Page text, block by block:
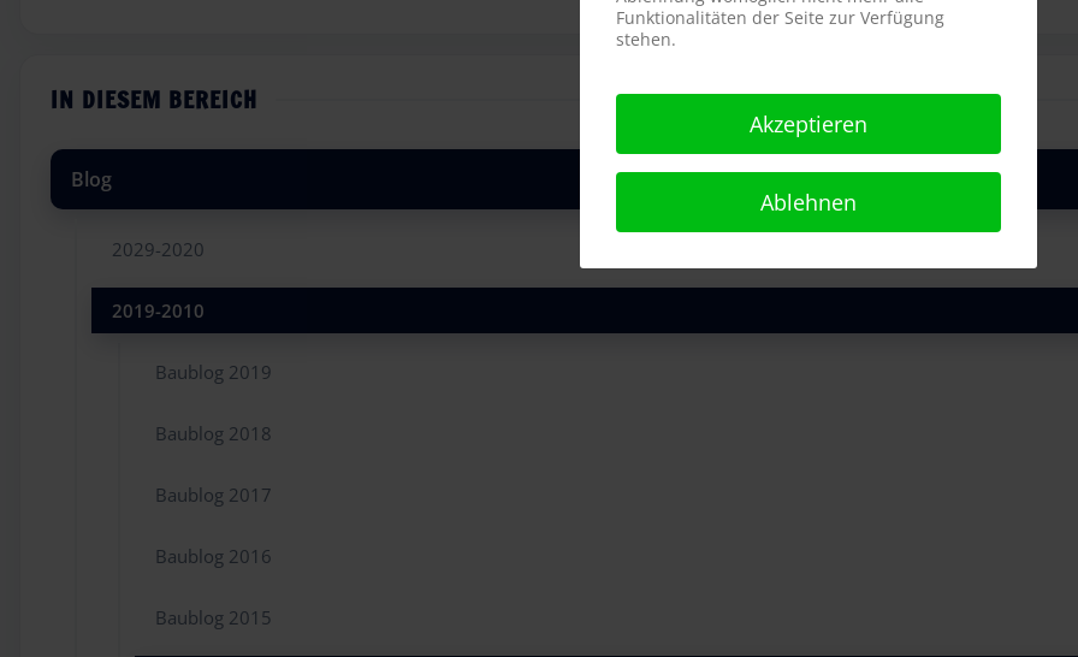
IN DIESEM BEREICH
Blog
2029-2020
2019-2010
Baublog 2019
Baublog 2018
Baublog 2017
Baublog 2016
Baublog 2015
Funktionalitäten der Seite zur Verfügung
stehen.
Akzeptieren
Ablehnen